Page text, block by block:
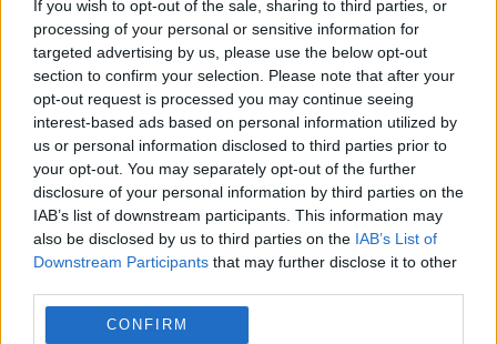
If you wish to opt-out of the sale, sharing to third parties, or
processing of your personal or sensitive information for
targeted advertising by us, please use the below opt-out
section to confirm your selection. Please note that after your
opt-out request is processed you may continue seeing
interest-based ads based on personal information utilized by
us or personal information disclosed to third parties prior to
your opt-out. You may separately opt-out of the further
disclosure of your personal information by third parties on the
IAB’s list of downstream participants. This information may
also be disclosed by us to third parties on the IAB’s List of
Downstream Participants that may further disclose it to other
CONFIRM